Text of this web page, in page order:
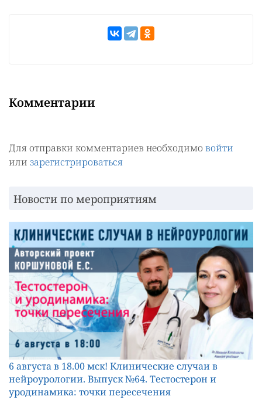
Комментарии
Для отправки комментариев необходимо войти
или зарегистрироваться
Новости по мероприятиям
6 августа в 18.00 мск! Клинические случаи в
нейроурологии. Выпуск №64. Тестостерон и
уродинамика: точки пересечения